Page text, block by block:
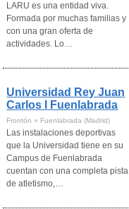
LARU es una entidad viva.
Formada por muchas familias y
con una gran oferta de
actividades. Lo…
Universidad Rey Juan
Carlos I Fuenlabrada
Frontón » Fuenlabrada (Madrid)
Las instalaciones deportivas
que la Universidad tiene en su
Campus de Fuenlabrada
cuentan con una completa pista
de atletismo,…